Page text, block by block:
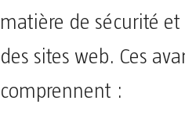
matière de sécurité
des sites web. Ces
comprennent :